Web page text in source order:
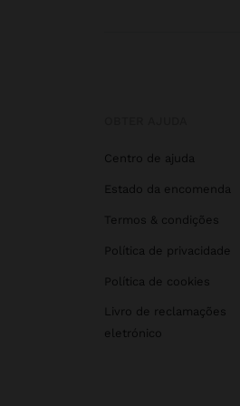
Centro de ajuda
Estado da encomenda
Termos & condições
Política de privacidade
Política de cookies
Livro de reclamações
eletrónico